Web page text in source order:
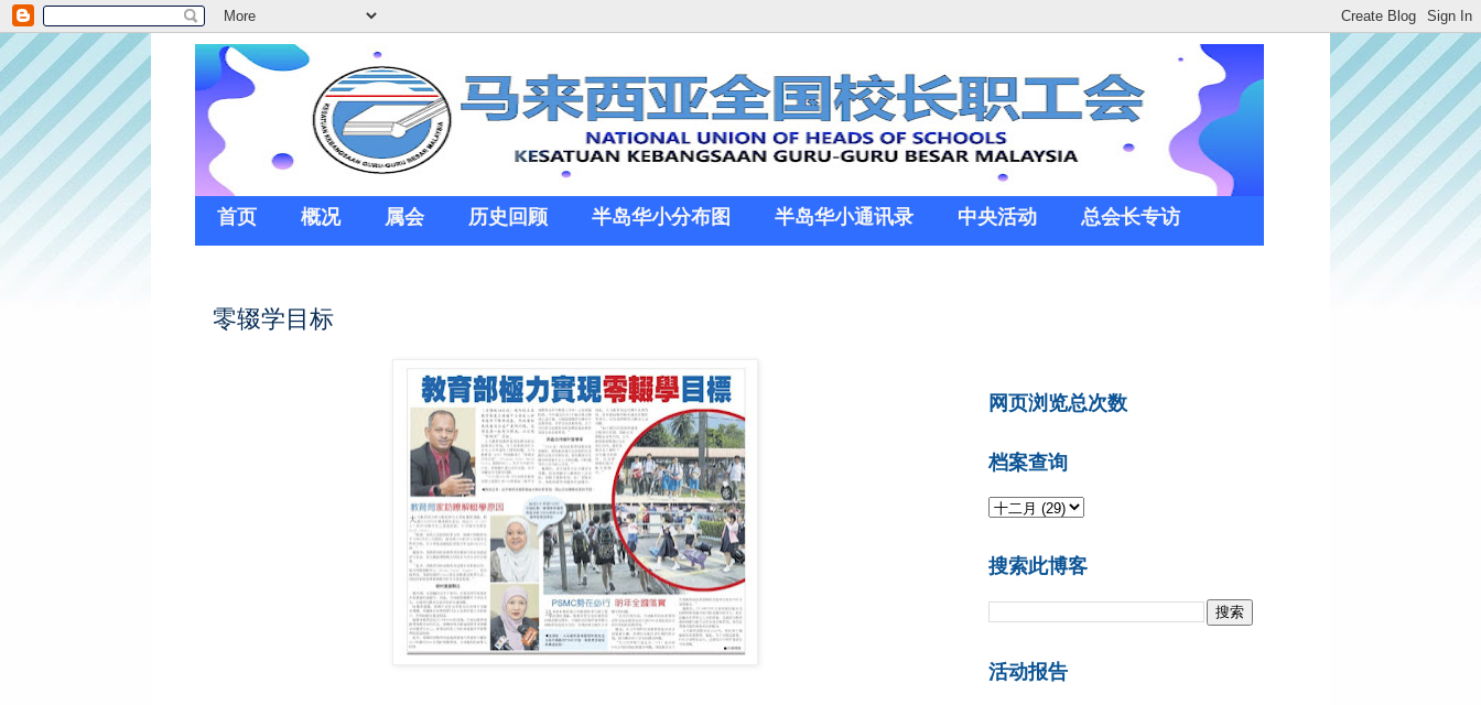
首页 概况 属会 历史回顾 半岛华小分布图 半岛华小通讯录 中央活动 总会长专访
零辍学目标
网页浏览总次数
档案查询
搜索此博客
活动报告